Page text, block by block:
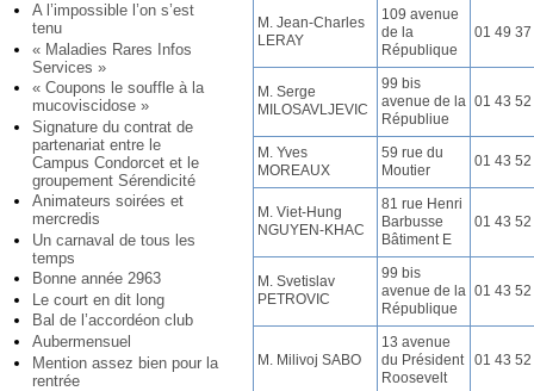
A l’impossible l’on s’est
tenu
« Maladies Rares Infos
Services »
« Coupons le souffle à la
mucoviscidose »
Signature du contrat de
partenariat entre le
Campus Condorcet et le
groupement Sérendicité
Animateurs soirées et
mercredis
Un carnaval de tous les
temps
Bonne année 2963
Le court en dit long
Bal de l’accordéon club
Aubermensuel
Mention assez bien pour la
rentrée
M. Jean-Charles
LERAY
109 avenue
de la
République
01 49
M. Serge
MILOSAVLJEVIC
99 bis
avenue de la
Républiue
01 43
M. Yves
MOREAUX
59 rue du
Moutier
01 43
M. Viet-Hung
NGUYEN-KHAC
81 rue Henri
Barbusse
Bâtiment E
01 43
M. Svetislav
PETROVIC
99 bis
avenue de la
République
01 43
M. Milivoj SABO
13 avenue
du Président
Roosevelt
01 43